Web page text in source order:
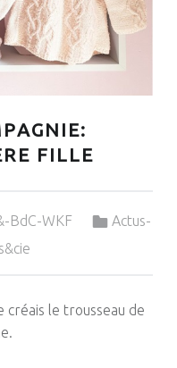
FILLE
BdC-WKF
Actus-
créais le trousseau de